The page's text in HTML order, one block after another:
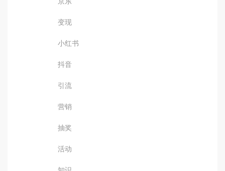
变现
小红书
抖音
引流
营销
抽奖
活动